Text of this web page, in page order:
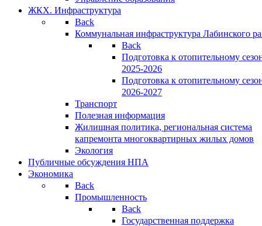
ЖКХ. Инфраструктура
Back
Коммунальная инфраструктура Лабинского
Back
Подготовка к отопительному
2025-2026
Подготовка к отопительному
2026-2027
Транспорт
Полезная информация
Жилищная политика, региональная система
капремонта многоквартирных жилых домов
Экология
Публичные обсуждения НПА
Экономика
Back
Промышленность
Back
Государственная поддержка